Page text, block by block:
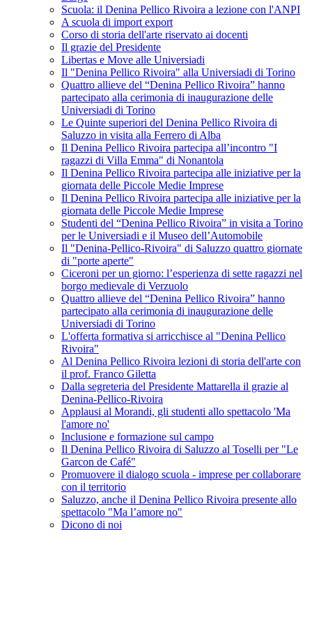
Scuola: il Denina Pellico Rivoira a lezione con l'ANPI
A scuola di import export
Corso di storia dell'arte riservato ai docenti
Il grazie del Presidente
Libertas e Move alle Universiadi
Il "Denina Pellico Rivoira" alla Universiadi di Torino
Quattro allieve del “Denina Pellico Rivoira” hanno
partecipato alla cerimonia di inaugurazione delle
Universiadi di Torino
Le Quinte superiori del Denina Pellico Rivoira di
Saluzzo in visita alla Ferrero di Alba
Il Denina Pellico Rivoira partecipa all’incontro "I
ragazzi di Villa Emma" di Nonantola
Il Denina Pellico Rivoira partecipa alle iniziative per la
giornata delle Piccole Medie Imprese
Il Denina Pellico Rivoira partecipa alle iniziative per la
giornata delle Piccole Medie Imprese
Studenti del “Denina Pellico Rivoira” in visita a Torino
per le Universiadi e il Museo dell’Automobile
Il "Denina-Pellico-Rivoira" di Saluzzo quattro giornate
di "porte aperte"
Ciceroni per un giorno: l’esperienza di sette ragazzi nel
borgo medievale di Verzuolo
Quattro allieve del “Denina Pellico Rivoira” hanno
partecipato alla cerimonia di inaugurazione delle
Universiadi di Torino
L'offerta formativa si arricchisce al "Denina Pellico
Rivoira"
Al Denina Pellico Rivoira lezioni di storia dell'arte con
il prof. Franco Giletta
Dalla segreteria del Presidente Mattarella il grazie al
Denina-Pellico-Rivoira
Applausi al Morandi, gli studenti allo spettacolo 'Ma
l'amore no'
Inclusione e formazione sul campo
Il Denina Pellico Rivoira di Saluzzo al Toselli per "Le
Garcon de Café"
Promuovere il dialogo scuola - imprese per collaborare
con il territorio
Saluzzo, anche il Denina Pellico Rivoira presente allo
spettacolo "Ma l’amore no"
Dicono di noi